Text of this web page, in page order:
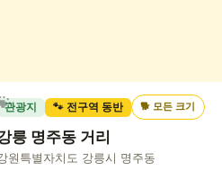
관광지 🐾 전구역 동반 🐕 모든 크기
릉 명주동 거리
원특별자치도 강릉시 명주동